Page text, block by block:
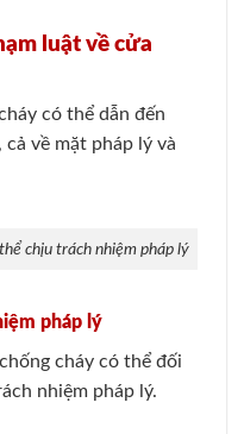
luật về cửa
có thể dẫn đến
về mặt pháp lý và
chịu trách nhiệm pháp lý
pháp lý
cháy có thể đối
nhiệm pháp lý.